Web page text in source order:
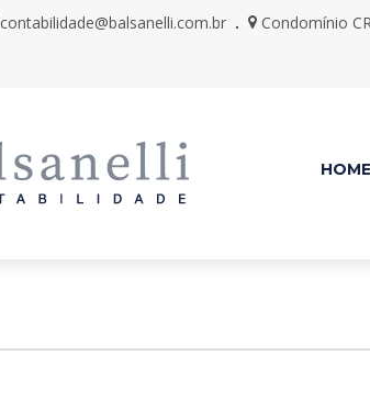
contabilidade@balsanelli.com.br Condomínio
HOME